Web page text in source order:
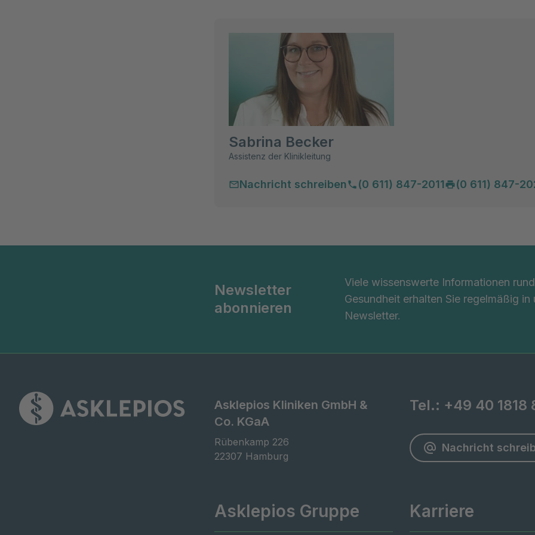
Sabrina Becker
Assistenz der Klinikleitung
Nachricht schreiben (0 611) 847-2011 (0 611) 847-
Newsletter
abonnieren
Viele wissenswerte Informationen
Gesundheit erhalten Sie regelmäßig
Newsletter.
Asklepios Kliniken GmbH &
Co. KGaA
Rübenkamp 226
22307 Hamburg
Tel.: +49 40 1818
Nachricht
Asklepios Gruppe Karriere